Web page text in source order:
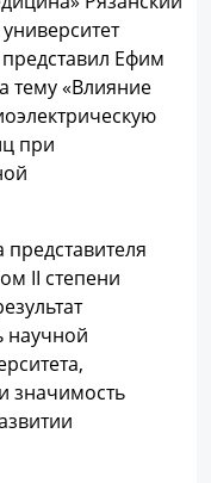
Ефим
тему «Влияние
при
II степени
научной
значимость